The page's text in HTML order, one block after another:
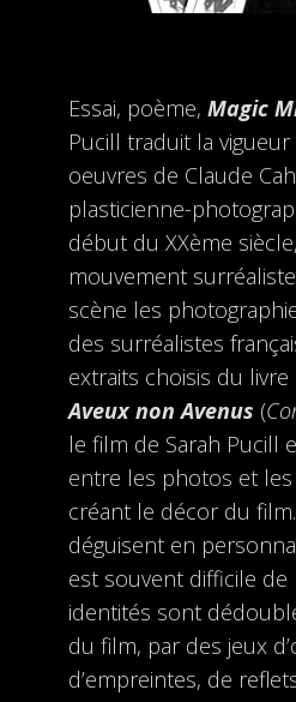
Essai, poème, Magic
Pucill traduit la
oeuvres de Claude
plasticienne-
début du XXème siècle,
mouvement
scène les
des surréalistes
extraits choisis du
Aveux non Avenus (
le film de Sarah Pucill
entre les photos et les
créant le décor du film.
déguisent en
est souvent difficile de
identités sont
du film, par des jeux
d’empreintes, de